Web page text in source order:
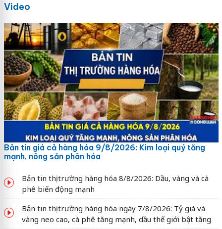
Video
Bản tin giá cả hàng hóa 9/8/2026: Kim loại quý tăng
mạnh, nông sản phân hóa
Bản tin thị trường hàng hóa 8/8/2026: Dầu, vàng và cà
phê biến động mạnh
Bản tin thị trường hàng hóa ngày 7/8/2026: Tỷ giá và
vàng neo cao, cà phê tăng mạnh, dầu thế giới bật tăng